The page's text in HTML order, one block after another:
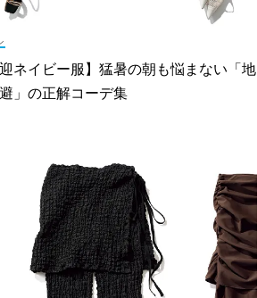
迎ネイビー服】猛暑の朝も悩まない「地
」の正解コーデ集